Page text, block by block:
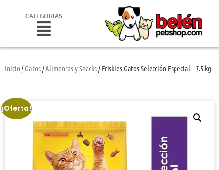
CATEGORIAS
Inicio /Gatos/Alimentos y Snacks/ Friskies Gatos Selección Especial – 7.5 kg
¡Oferta!